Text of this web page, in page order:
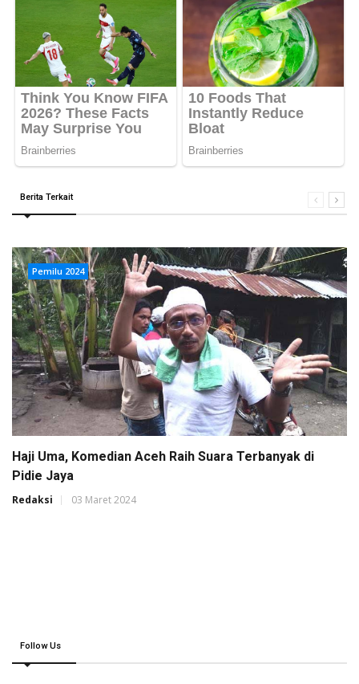
Berita Terkait
Pemilu 2024
Haji Uma, Komedian Aceh Raih Suara Terbanyak di
Pidie Jaya
Redaksi 03 Maret 2024
Follow Us